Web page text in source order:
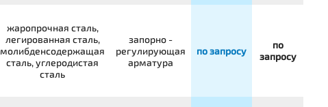
жаропрочная сталь,
легированная сталь,
молибденсодержащая
сталь, углеродистая
сталь
запорно -
регулирующая
арматура
по запросу
по
запросу